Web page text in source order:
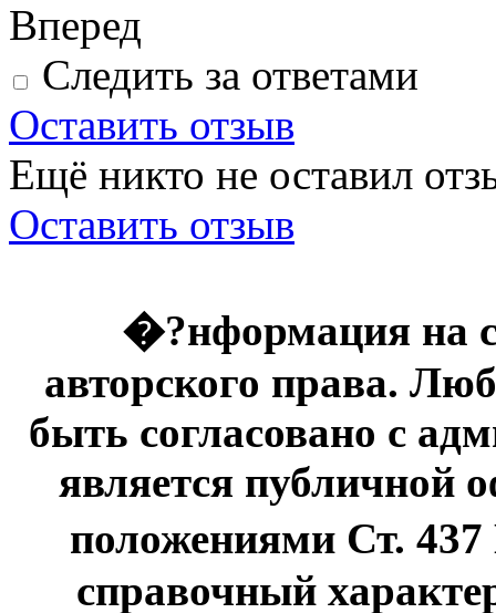
Вперед
Следить за ответами
Оставить отзыв
Ещё никто не оставил
Оставить отзыв
�?нформация на
авторского права.
быть согласовано с
является публичной
положениями Ст.
справочный